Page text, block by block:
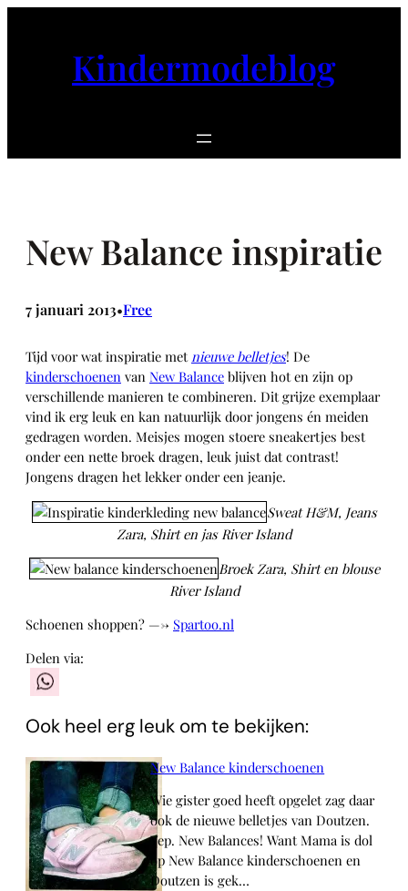
Kindermodeblog
New Balance inspiratie
7 januari 2013•Free
Tijd voor wat inspiratie metnieuwe belletjes! De
kinderschoenen van New Balance blijven hot en zijn op
verschillende manieren te combineren. Dit grijze exemplaar
vind ik erg leuk en kan natuurlijk door jongens én meiden
gedragen worden. Meisjes mogen stoere sneakertjes best
onder een nette broek dragen, leuk juist dat contrast!
Jongens dragen het lekker onder een jeanje.
Sweat H&M, Jeans
Zara, Shirt en jas River Island
Broek Zara, Shirt en blouse
River Island
Schoenen shoppen? —-> Spartoo.nl
Delen via:
Ook heel erg leuk om te bekijken:
New Balance kinderschoenen
Wie gister goed heeft opgelet zag daar
ook de nieuwe belletjes van Doutzen.
Yep. New Balances! Want Mama is dol
op New Balance kinderschoenen en
Doutzen is gek…